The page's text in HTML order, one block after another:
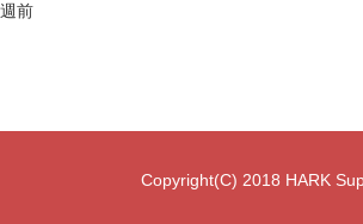
週前
Copyright(C) 2018 HARK